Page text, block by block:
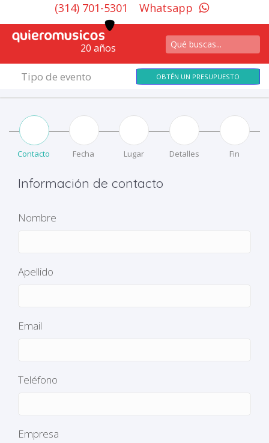
(314) 701-5301 Whatsapp
20 años
Tipo de evento OBTÉN UN PRESUPUESTO
Contacto Fecha Lugar Detalles Fin
Información de contacto
Nombre
Apellido
Email
Teléfono
Empresa